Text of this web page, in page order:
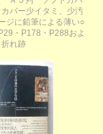
ー少イタミ、少汚
に鉛筆による薄い○
・P178・P288およ
れ跡